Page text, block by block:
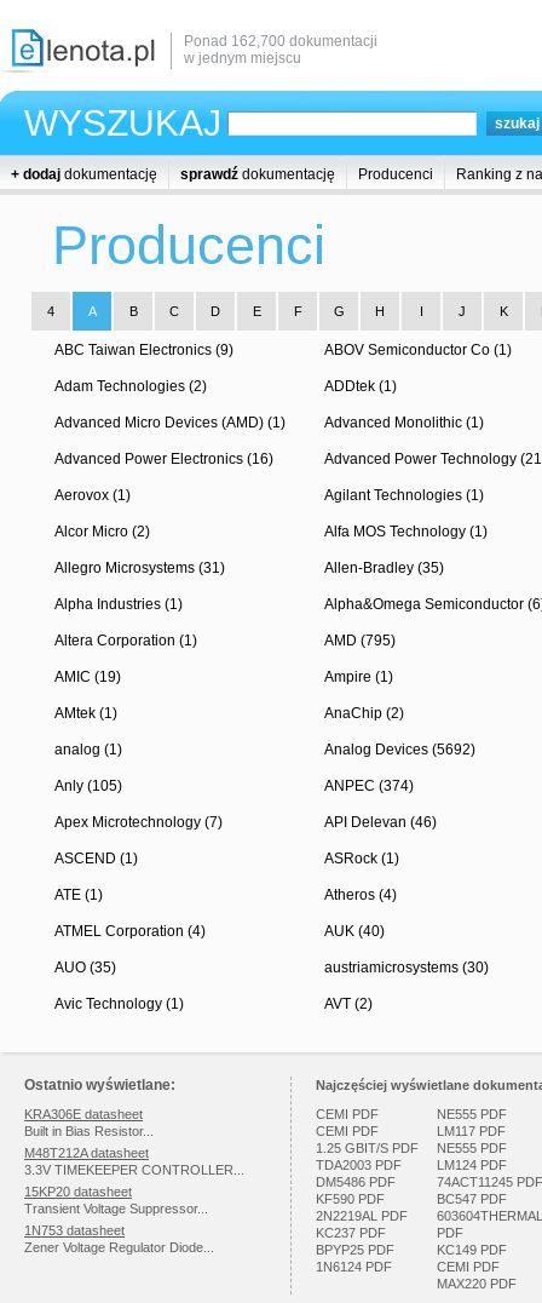
Ponad 162,700 dokumentacji
w jednym miejscu
WYSZUKAJ
+ dodaj dokumentację sprawdź dokumentację Producenci Ranking z
Producenci
4 A B C D E F G H I J K
ABC Taiwan Electronics (9) ABOV Semiconductor Co (1)
Adam Technologies (2) ADDtek (1)
Advanced Micro Devices (AMD) (1) Advanced Monolithic (1)
Advanced Power Electronics (16) Advanced Power Technology
Aerovox (1) Agilant Technologies (1)
Alcor Micro (2) Alfa MOS Technology (1)
Allegro Microsystems (31) Allen-Bradley (35)
Alpha Industries (1) Alpha&Omega Semiconductor
Altera Corporation (1) AMD (795)
AMIC (19) Ampire (1)
AMtek (1) AnaChip (2)
analog (1) Analog Devices (5692)
Anly (105) ANPEC (374)
Apex Microtechnology (7) API Delevan (46)
ASCEND (1) ASRock (1)
ATE (1) Atheros (4)
ATMEL Corporation (4) AUK (40)
AUO (35) austriamicrosystems (30)
Avic Technology (1) AVT (2)
Ostatnio wyświetlane:
KRA306E datasheet
Built in Bias Resistor...
M48T212A datasheet
3.3V TIMEKEEPER CONTROLLER...
15KP20 datasheet
Transient Voltage Suppressor...
1N753 datasheet
Zener Voltage Regulator Diode...
Najczęściej wyświetlane
CEMI PDF
CEMI PDF
1.25 GBIT/S PDF
TDA2003 PDF
DM5486 PDF
KF590 PDF
2N2219AL PDF
KC237 PDF
BPYP25 PDF
1N6124 PDF
NE555 PDF
LM117 PDF
NE555 PDF
LM124 PDF
74ACT11245 PDF
BC547 PDF
603604THERMAL
PDF
KC149 PDF
CEMI PDF
MAX220 PDF